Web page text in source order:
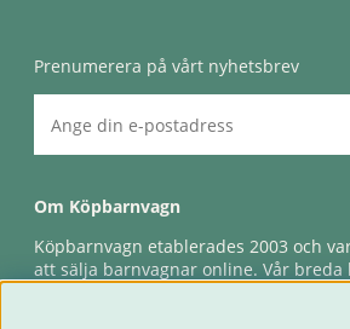
Prenumerera på vårt nyhetsbrev
Om Köpbarnvagn
Köpbarnvagn etablerades 2003 och
att sälja barnvagnar online. Vår breda